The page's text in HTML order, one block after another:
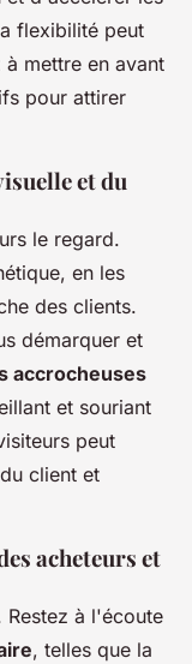
flexibilité peut
mettre en avant
pour attirer
et du
le regard.
en les
des clients.
démarquer et
accrocheuses
et souriant
peut
client et
acheteurs et
Restez à l'écoute
, telles que la